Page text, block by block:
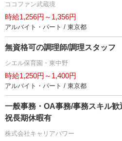
ココファン武蔵境
時給1,256円～1,356円
アルバイト・パート / 東京都
無資格可の調理師/調理スタッフ
シエル保育園・東中野
時給1,250円～1,400円
アルバイト・パート / 東京都
一般事務・OA事務/事務スキル歓
祝長期休暇有
株式会社キャリアパワー